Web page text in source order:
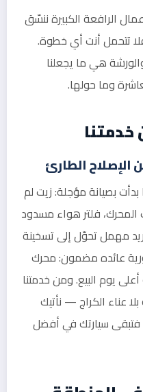
الرافعة الكبيرة ننسّق
فلا تتحمل أنت أي خطوة.
هي ما يجعلنا
وما حولها.
الإصلاح الطارئ
بصيانة مؤجلة: زيت لم
فلتر هواء مسدود
مهمل تحوّل إلى تسخينة
عائده مضمون: محرك
يوم البيع. ومن خدمتنا
عناء الكراج — نأتيك
فتبقى سيارتك في أفضل